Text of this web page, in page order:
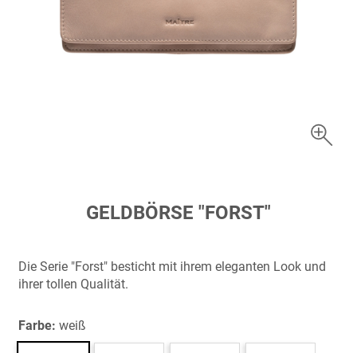
springen
GELDBÖRSE "FORST"
Die Serie "Forst" besticht mit ihrem eleganten Look und
ihrer tollen Qualität.
Farbe: weiß